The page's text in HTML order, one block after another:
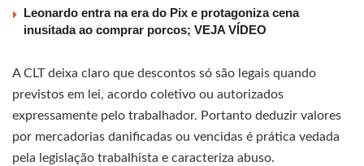
Leonardo entra na era do Pix e protagoniza cena
inusitada ao comprar porcos; VEJA VÍDEO
A CLT deixa claro que descontos só são legais quando
previstos em lei, acordo coletivo ou autorizados
expressamente pelo trabalhador. Portanto deduzir valores
por mercadorias danificadas ou vencidas é prática vedada
pela legislação trabalhista e caracteriza abuso.